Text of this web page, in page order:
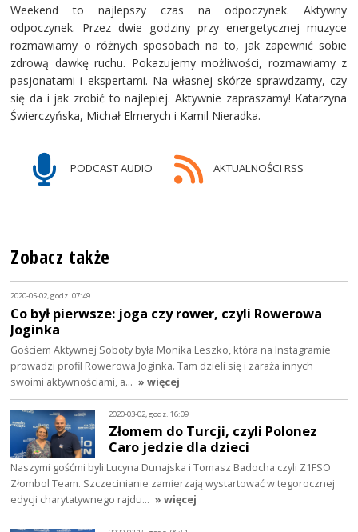
Weekend to najlepszy czas na odpoczynek. Aktywny
odpoczynek. Przez dwie godziny przy energetycznej muzyce
rozmawiamy o różnych sposobach na to, jak zapewnić sobie
zdrową dawkę ruchu. Pokazujemy możliwości, rozmawiamy z
pasjonatami i ekspertami. Na własnej skórze sprawdzamy, czy
się da i jak zrobić to najlepiej. Aktywnie zapraszamy! Katarzyna
Świerczyńska, Michał Elmerych i Kamil Nieradka.
PODCAST AUDIO AKTUALNOŚCI RSS
Zobacz także
2020-05-02, godz. 07:49
Co był pierwsze: joga czy rower, czyli Rowerowa
Joginka
Gościem Aktywnej Soboty była Monika Leszko, która na Instagramie
prowadzi profil Rowerowa Joginka. Tam dzieli się i zaraża innych
swoimi aktywnościami, a… » więcej
2020-03-02, godz. 16:09
Złomem do Turcji, czyli Polonez
Caro jedzie dla dzieci
Naszymi gośćmi byli Lucyna Dunajska i Tomasz Badocha czyli Z1FSO
Złombol Team. Szczecinianie zamierzają wystartować w tegorocznej
edycji charytatywnego rajdu… » więcej